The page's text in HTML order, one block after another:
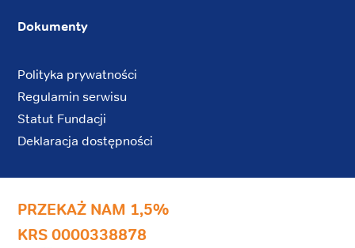
Dokumenty
Polityka prywatności
Regulamin serwisu
Statut Fundacji
Deklaracja dostępności
PRZEKAŻ NAM 1,5%
KRS 0000338878